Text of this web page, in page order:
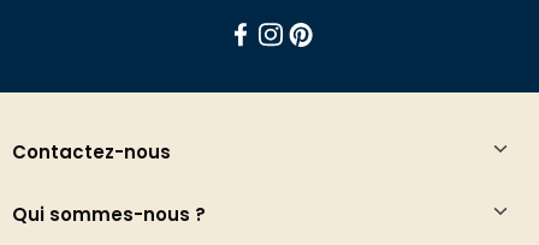
Contactez-nous
Qui sommes-nous ?